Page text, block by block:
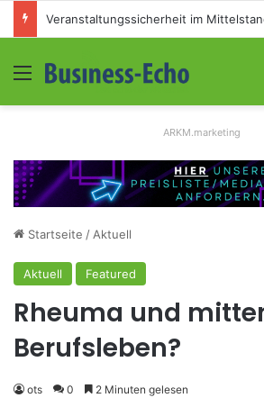
Menü
ARKM.marketing
Startseite / Aktuell
Aktuell Featured
Rheuma und
Berufsleben?
ots 0 2 Minuten gelesen